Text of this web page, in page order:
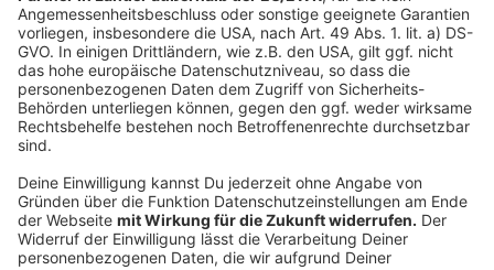
Kürbis-Lifehack 4: Vaseline im Anschluss
benutzen
Anzeige
Ein weiterer Hack, den Kürbis lange feucht und frisch
zu halten ist Vaseline. Denn wenn ihr die Oberflächen
mit Vaseline einschmiert, wird die enthaltene
Flüssigkeit daran gehindert, auszutreten, was eine